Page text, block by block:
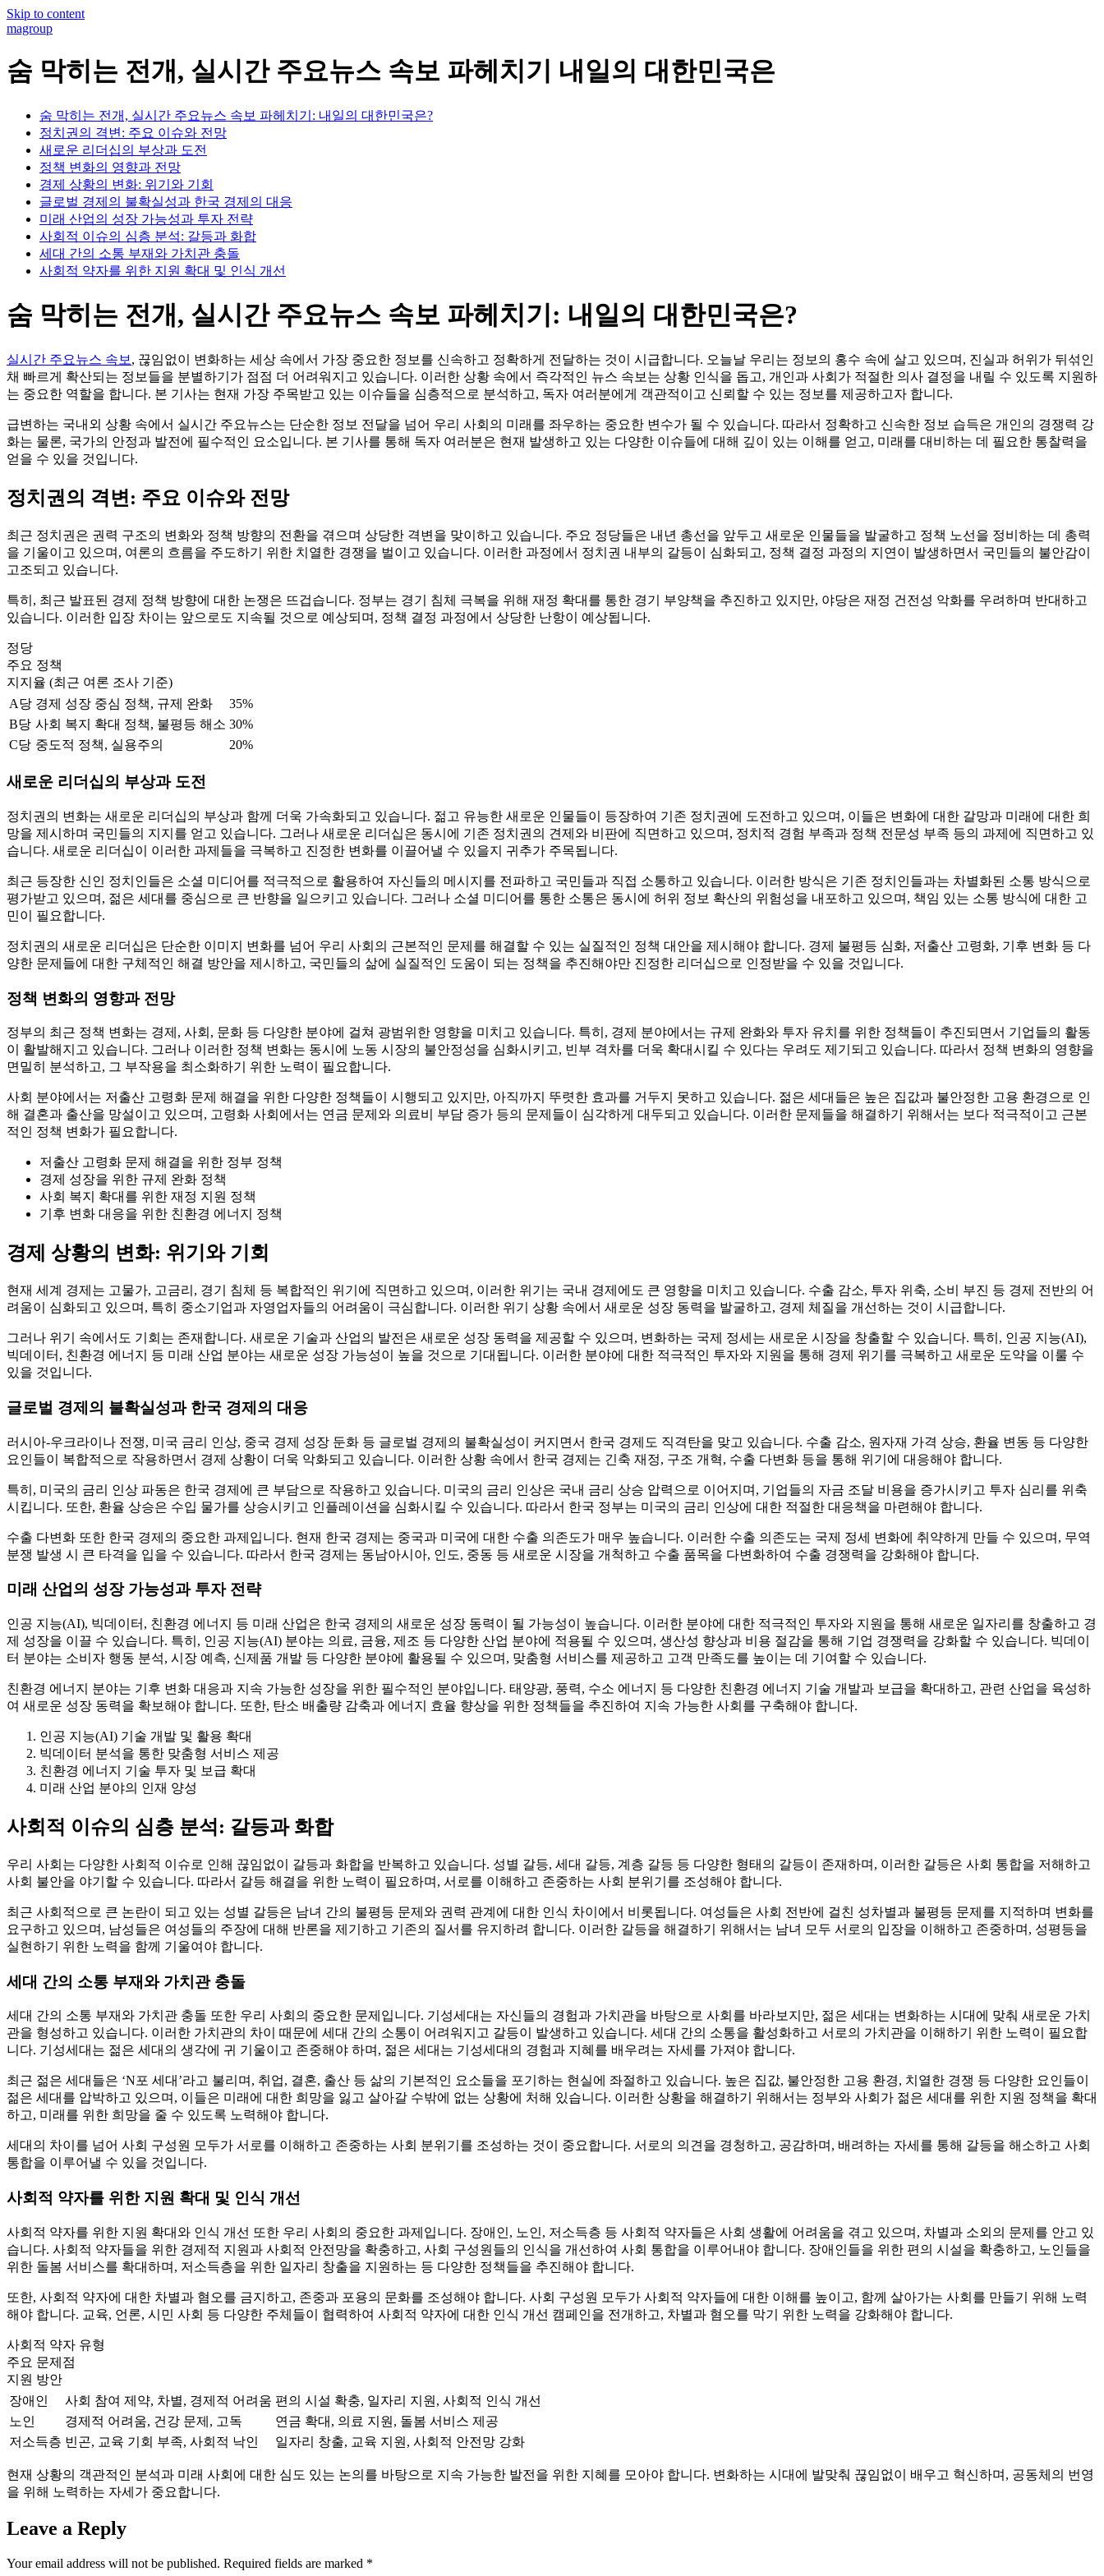
Skip to content
magroup
숨 막히는 전개, 실시간 주요뉴스 속보 파헤치기 내일의 대한민국은
숨 막히는 전개, 실시간 주요뉴스 속보 파헤치기: 내일의 대한민국은?
정치권의 격변: 주요 이슈와 전망
새로운 리더십의 부상과 도전
정책 변화의 영향과 전망
경제 상황의 변화: 위기와 기회
글로벌 경제의 불확실성과 한국 경제의 대응
미래 산업의 성장 가능성과 투자 전략
사회적 이슈의 심층 분석: 갈등과 화합
세대 간의 소통 부재와 가치관 충돌
사회적 약자를 위한 지원 확대 및 인식 개선
숨 막히는 전개, 실시간 주요뉴스 속보 파헤치기: 내일의 대한민국은?
실시간 주요뉴스 속보 , 끊임없이 변화하는 세상 속에서 가장 중요한 정보를 신속하고 정확하게 전달하는 것이 시급합니다. 오늘날 우리는 정보의 홍수 속에 살고 있으며, 진실과 허위가 뒤섞인
채 빠르게 확산되는 정보들을 분별하기가 점점 더 어려워지고 있습니다. 이러한 상황 속에서 즉각적인 뉴스 속보는 상황 인식을 돕고, 개인과 사회가 적절한 의사 결정을 내릴 수 있도록 지원하
는 중요한 역할을 합니다. 본 기사는 현재 가장 주목받고 있는 이슈들을 심층적으로 분석하고, 독자 여러분에게 객관적이고 신뢰할 수 있는 정보를 제공하고자 합니다.
급변하는 국내외 상황 속에서 실시간 주요뉴스는 단순한 정보 전달을 넘어 우리 사회의 미래를 좌우하는 중요한 변수가 될 수 있습니다. 따라서 정확하고 신속한 정보 습득은 개인의 경쟁력 강
화는 물론, 국가의 안정과 발전에 필수적인 요소입니다. 본 기사를 통해 독자 여러분은 현재 발생하고 있는 다양한 이슈들에 대해 깊이 있는 이해를 얻고, 미래를 대비하는 데 필요한 통찰력을
얻을 수 있을 것입니다.
정치권의 격변: 주요 이슈와 전망
최근 정치권은 권력 구조의 변화와 정책 방향의 전환을 겪으며 상당한 격변을 맞이하고 있습니다. 주요 정당들은 내년 총선을 앞두고 새로운 인물들을 발굴하고 정책 노선을 정비하는 데 총력
을 기울이고 있으며, 여론의 흐름을 주도하기 위한 치열한 경쟁을 벌이고 있습니다. 이러한 과정에서 정치권 내부의 갈등이 심화되고, 정책 결정 과정의 지연이 발생하면서 국민들의 불안감이
고조되고 있습니다.
특히, 최근 발표된 경제 정책 방향에 대한 논쟁은 뜨겁습니다. 정부는 경기 침체 극복을 위해 재정 확대를 통한 경기 부양책을 추진하고 있지만, 야당은 재정 건전성 악화를 우려하며 반대하고
있습니다. 이러한 입장 차이는 앞으로도 지속될 것으로 예상되며, 정책 결정 과정에서 상당한 난항이 예상됩니다.
정당
주요 정책
지지율 (최근 여론 조사 기준)
A당 경제 성장 중심 정책, 규제 완화
35%
B당 사회 복지 확대 정책, 불평등 해소 30%
C당 중도적 정책, 실용주의 20%
새로운 리더십의 부상과 도전
정치권의 변화는 새로운 리더십의 부상과 함께 더욱 가속화되고 있습니다. 젊고 유능한 새로운 인물들이 등장하여 기존 정치권에 도전하고 있으며, 이들은 변화에 대한 갈망과 미래에 대한 희
망을 제시하며 국민들의 지지를 얻고 있습니다. 그러나 새로운 리더십은 동시에 기존 정치권의 견제와 비판에 직면하고 있으며, 정치적 경험 부족과 정책 전문성 부족 등의 과제에 직면하고 있
습니다. 새로운 리더십이 이러한 과제들을 극복하고 진정한 변화를 이끌어낼 수 있을지 귀추가 주목됩니다.
최근 등장한 신인 정치인들은 소셜 미디어를 적극적으로 활용하여 자신들의 메시지를 전파하고 국민들과 직접 소통하고 있습니다. 이러한 방식은 기존 정치인들과는 차별화된 소통 방식으로
평가받고 있으며, 젊은 세대를 중심으로 큰 반향을 일으키고 있습니다. 그러나 소셜 미디어를 통한 소통은 동시에 허위 정보 확산의 위험성을 내포하고 있으며, 책임 있는 소통 방식에 대한 고
민이 필요합니다.
정치권의 새로운 리더십은 단순한 이미지 변화를 넘어 우리 사회의 근본적인 문제를 해결할 수 있는 실질적인 정책 대안을 제시해야 합니다. 경제 불평등 심화, 저출산 고령화, 기후 변화 등 다
양한 문제들에 대한 구체적인 해결 방안을 제시하고, 국민들의 삶에 실질적인 도움이 되는 정책을 추진해야만 진정한 리더십으로 인정받을 수 있을 것입니다.
정책 변화의 영향과 전망
정부의 최근 정책 변화는 경제, 사회, 문화 등 다양한 분야에 걸쳐 광범위한 영향을 미치고 있습니다. 특히, 경제 분야에서는 규제 완화와 투자 유치를 위한 정책들이 추진되면서 기업들의 활동
이 활발해지고 있습니다. 그러나 이러한 정책 변화는 동시에 노동 시장의 불안정성을 심화시키고, 빈부 격차를 더욱 확대시킬 수 있다는 우려도 제기되고 있습니다. 따라서 정책 변화의 영향을
면밀히 분석하고, 그 부작용을 최소화하기 위한 노력이 필요합니다.
사회 분야에서는 저출산 고령화 문제 해결을 위한 다양한 정책들이 시행되고 있지만, 아직까지 뚜렷한 효과를 거두지 못하고 있습니다. 젊은 세대들은 높은 집값과 불안정한 고용 환경으로 인
해 결혼과 출산을 망설이고 있으며, 고령화 사회에서는 연금 문제와 의료비 부담 증가 등의 문제들이 심각하게 대두되고 있습니다. 이러한 문제들을 해결하기 위해서는 보다 적극적이고 근본
적인 정책 변화가 필요합니다.
저출산 고령화 문제 해결을 위한 정부 정책
경제 성장을 위한 규제 완화 정책
사회 복지 확대를 위한 재정 지원 정책
기후 변화 대응을 위한 친환경 에너지 정책
경제 상황의 변화: 위기와 기회
현재 세계 경제는 고물가, 고금리, 경기 침체 등 복합적인 위기에 직면하고 있으며, 이러한 위기는 국내 경제에도 큰 영향을 미치고 있습니다. 수출 감소, 투자 위축, 소비 부진 등 경제 전반의 어
려움이 심화되고 있으며, 특히 중소기업과 자영업자들의 어려움이 극심합니다. 이러한 위기 상황 속에서 새로운 성장 동력을 발굴하고, 경제 체질을 개선하는 것이 시급합니다.
그러나 위기 속에서도 기회는 존재합니다. 새로운 기술과 산업의 발전은 새로운 성장 동력을 제공할 수 있으며, 변화하는 국제 정세는 새로운 시장을 창출할 수 있습니다. 특히, 인공 지능(AI),
빅데이터, 친환경 에너지 등 미래 산업 분야는 새로운 성장 가능성이 높을 것으로 기대됩니다. 이러한 분야에 대한 적극적인 투자와 지원을 통해 경제 위기를 극복하고 새로운 도약을 이룰 수
있을 것입니다.
글로벌 경제의 불확실성과 한국 경제의 대응
러시아-우크라이나 전쟁, 미국 금리 인상, 중국 경제 성장 둔화 등 글로벌 경제의 불확실성이 커지면서 한국 경제도 직격탄을 맞고 있습니다. 수출 감소, 원자재 가격 상승, 환율 변동 등 다양한
요인들이 복합적으로 작용하면서 경제 상황이 더욱 악화되고 있습니다. 이러한 상황 속에서 한국 경제는 긴축 재정, 구조 개혁, 수출 다변화 등을 통해 위기에 대응해야 합니다.
특히, 미국의 금리 인상 파동은 한국 경제에 큰 부담으로 작용하고 있습니다. 미국의 금리 인상은 국내 금리 상승 압력으로 이어지며, 기업들의 자금 조달 비용을 증가시키고 투자 심리를 위축
시킵니다. 또한, 환율 상승은 수입 물가를 상승시키고 인플레이션을 심화시킬 수 있습니다. 따라서 한국 정부는 미국의 금리 인상에 대한 적절한 대응책을 마련해야 합니다.
수출 다변화 또한 한국 경제의 중요한 과제입니다. 현재 한국 경제는 중국과 미국에 대한 수출 의존도가 매우 높습니다. 이러한 수출 의존도는 국제 정세 변화에 취약하게 만들 수 있으며, 무역
분쟁 발생 시 큰 타격을 입을 수 있습니다. 따라서 한국 경제는 동남아시아, 인도, 중동 등 새로운 시장을 개척하고 수출 품목을 다변화하여 수출 경쟁력을 강화해야 합니다.
미래 산업의 성장 가능성과 투자 전략
인공 지능(AI), 빅데이터, 친환경 에너지 등 미래 산업은 한국 경제의 새로운 성장 동력이 될 가능성이 높습니다. 이러한 분야에 대한 적극적인 투자와 지원을 통해 새로운 일자리를 창출하고 경
제 성장을 이끌 수 있습니다. 특히, 인공 지능(AI) 분야는 의료, 금융, 제조 등 다양한 산업 분야에 적용될 수 있으며, 생산성 향상과 비용 절감을 통해 기업 경쟁력을 강화할 수 있습니다. 빅데이
터 분야는 소비자 행동 분석, 시장 예측, 신제품 개발 등 다양한 분야에 활용될 수 있으며, 맞춤형 서비스를 제공하고 고객 만족도를 높이는 데 기여할 수 있습니다.
친환경 에너지 분야는 기후 변화 대응과 지속 가능한 성장을 위한 필수적인 분야입니다. 태양광, 풍력, 수소 에너지 등 다양한 친환경 에너지 기술 개발과 보급을 확대하고, 관련 산업을 육성하
여 새로운 성장 동력을 확보해야 합니다. 또한, 탄소 배출량 감축과 에너지 효율 향상을 위한 정책들을 추진하여 지속 가능한 사회를 구축해야 합니다.
인공 지능(AI) 기술 개발 및 활용 확대
빅데이터 분석을 통한 맞춤형 서비스 제공
친환경 에너지 기술 투자 및 보급 확대
미래 산업 분야의 인재 양성
사회적 이슈의 심층 분석: 갈등과 화합
우리 사회는 다양한 사회적 이슈로 인해 끊임없이 갈등과 화합을 반복하고 있습니다. 성별 갈등, 세대 갈등, 계층 갈등 등 다양한 형태의 갈등이 존재하며, 이러한 갈등은 사회 통합을 저해하고
사회 불안을 야기할 수 있습니다. 따라서 갈등 해결을 위한 노력이 필요하며, 서로를 이해하고 존중하는 사회 분위기를 조성해야 합니다.
최근 사회적으로 큰 논란이 되고 있는 성별 갈등은 남녀 간의 불평등 문제와 권력 관계에 대한 인식 차이에서 비롯됩니다. 여성들은 사회 전반에 걸친 성차별과 불평등 문제를 지적하며 변화를
요구하고 있으며, 남성들은 여성들의 주장에 대해 반론을 제기하고 기존의 질서를 유지하려 합니다. 이러한 갈등을 해결하기 위해서는 남녀 모두 서로의 입장을 이해하고 존중하며, 성평등을
실현하기 위한 노력을 함께 기울여야 합니다.
세대 간의 소통 부재와 가치관 충돌
세대 간의 소통 부재와 가치관 충돌 또한 우리 사회의 중요한 문제입니다. 기성세대는 자신들의 경험과 가치관을 바탕으로 사회를 바라보지만, 젊은 세대는 변화하는 시대에 맞춰 새로운 가치
관을 형성하고 있습니다. 이러한 가치관의 차이 때문에 세대 간의 소통이 어려워지고 갈등이 발생하고 있습니다. 세대 간의 소통을 활성화하고 서로의 가치관을 이해하기 위한 노력이 필요합
니다. 기성세대는 젊은 세대의 생각에 귀 기울이고 존중해야 하며, 젊은 세대는 기성세대의 경험과 지혜를 배우려는 자세를 가져야 합니다.
최근 젊은 세대들은 ‘N포 세대’라고 불리며, 취업, 결혼, 출산 등 삶의 기본적인 요소들을 포기하는 현실에 좌절하고 있습니다. 높은 집값, 불안정한 고용 환경, 치열한 경쟁 등 다양한 요인들이
젊은 세대를 압박하고 있으며, 이들은 미래에 대한 희망을 잃고 살아갈 수밖에 없는 상황에 처해 있습니다. 이러한 상황을 해결하기 위해서는 정부와 사회가 젊은 세대를 위한 지원 정책을 확대
하고, 미래를 위한 희망을 줄 수 있도록 노력해야 합니다.
세대의 차이를 넘어 사회 구성원 모두가 서로를 이해하고 존중하는 사회 분위기를 조성하는 것이 중요합니다. 서로의 의견을 경청하고, 공감하며, 배려하는 자세를 통해 갈등을 해소하고 사회
통합을 이루어낼 수 있을 것입니다.
사회적 약자를 위한 지원 확대 및 인식 개선
사회적 약자를 위한 지원 확대와 인식 개선 또한 우리 사회의 중요한 과제입니다. 장애인, 노인, 저소득층 등 사회적 약자들은 사회 생활에 어려움을 겪고 있으며, 차별과 소외의 문제를 안고 있
습니다. 사회적 약자들을 위한 경제적 지원과 사회적 안전망을 확충하고, 사회 구성원들의 인식을 개선하여 사회 통합을 이루어내야 합니다. 장애인들을 위한 편의 시설을 확충하고, 노인들을
위한 돌봄 서비스를 확대하며, 저소득층을 위한 일자리 창출을 지원하는 등 다양한 정책들을 추진해야 합니다.
또한, 사회적 약자에 대한 차별과 혐오를 금지하고, 존중과 포용의 문화를 조성해야 합니다. 사회 구성원 모두가 사회적 약자들에 대한 이해를 높이고, 함께 살아가는 사회를 만들기 위해 노력
해야 합니다. 교육, 언론, 시민 사회 등 다양한 주체들이 협력하여 사회적 약자에 대한 인식 개선 캠페인을 전개하고, 차별과 혐오를 막기 위한 노력을 강화해야 합니다.
사회적 약자 유형
주요 문제점
지원 방안
장애인
사회 참여 제약, 차별, 경제적 어려움 편의 시설 확충, 일자리 지원, 사회적 인식 개선
노인
경제적 어려움, 건강 문제, 고독
연금 확대, 의료 지원, 돌봄 서비스 제공
저소득층 빈곤, 교육 기회 부족, 사회적 낙인 일자리 창출, 교육 지원, 사회적 안전망 강화
현재 상황의 객관적인 분석과 미래 사회에 대한 심도 있는 논의를 바탕으로 지속 가능한 발전을 위한 지혜를 모아야 합니다. 변화하는 시대에 발맞춰 끊임없이 배우고 혁신하며, 공동체의 번영
을 위해 노력하는 자세가 중요합니다.
Leave a Reply
Your email address will not be published. Required fields are marked *